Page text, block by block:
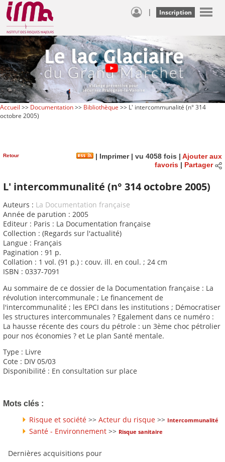
| Inscription
Accueil >> Documentation>> Bibliothèque >> L' intercommunalité (n° 314
octobre 2005)
Retour | Imprimer| vu 4058 fois | Ajouter aux
favoris| Partager
L' intercommunalité (n° 314 octobre 2005)
Auteurs : La Documentation française
Année de parution : 2005
Editeur : Paris : La Documentation française
Collection : (Regards sur l'actualité)
Langue : Français
Pagination : 91 p.
Collation : 1 vol. (91 p.) : couv. ill. en coul. ; 24 cm
ISBN : 0337-7091
Au sommaire de ce dossier de la Documentation française : La
révolution intercommunale ; Le financement de
l'intercommunalité ; les EPCI dans les institutions ; Démocratiser
les structures intercommunales ? Egalement dans ce numéro :
La hausse récente des cours du pétrole : un 3ème choc pétrolier
pour nos économies ? et Le plan Santé mentale.
Type : Livre
Cote : DIV 05/03
Disponibilité : En consultation sur place
Mots clés :
Risque et société >> Acteur du risque >> Intercommunalité
Santé - Environnement >> Risque sanitaire
Dernières acquisitions pour